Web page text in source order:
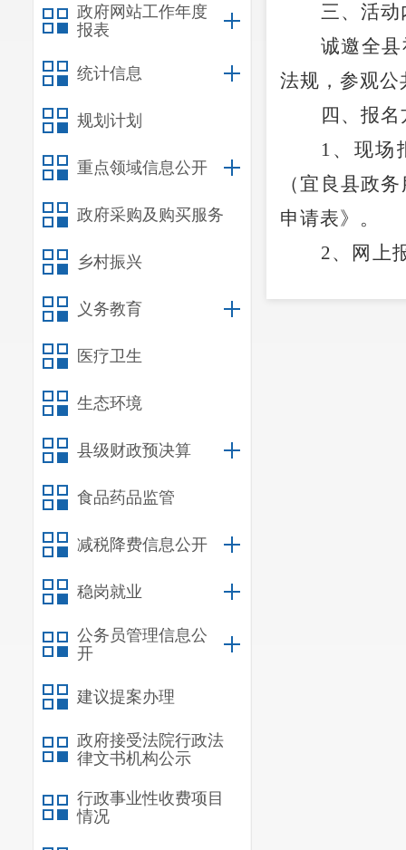
政府网站工作年度
报表
统计信息
规划计划
重点领域信息公开
政府采购及购买服务
乡村振兴
义务教育
医疗卫生
生态环境
县级财政预决算
食品药品监管
减税降费信息公开
稳岗就业
公务员管理信息公
开
建议提案办理
政府接受法院行政法
律文书机构公示
行政事业性收费项目
情况
三、 活动
诚邀全
法规，参观
四 、 报名
1 、 现场
（宜良县政
申请表》 。
2、
网上